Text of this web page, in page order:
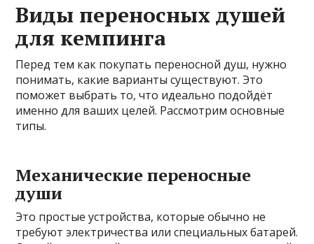
Виды переносных душей
для кемпинга
Перед тем как покупать переносной душ, нужно
понимать, какие варианты существуют. Это
поможет выбрать то, что идеально подойдёт
именно для ваших целей. Рассмотрим основные
типы.
Механические переносные
души
Это простые устройства, которые обычно не
требуют электричества или специальных батарей.